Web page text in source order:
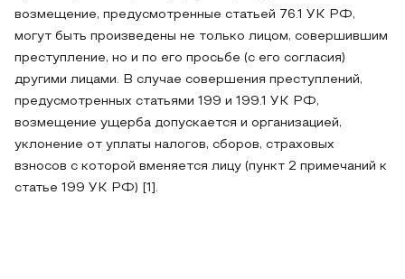
возмещение, предусмотренные статьей 76.1 УК РФ,
могут быть произведены не только лицом, совершившим
преступление, но и по его просьбе (с его согласия)
другими лицами. В случае совершения преступлений,
предусмотренных статьями 199 и 199.1 УК РФ,
возмещение ущерба допускается и организацией,
уклонение от уплаты налогов, сборов, страховых
взносов с которой вменяется лицу (пункт 2 примечаний к
статье 199 УК РФ) [1].